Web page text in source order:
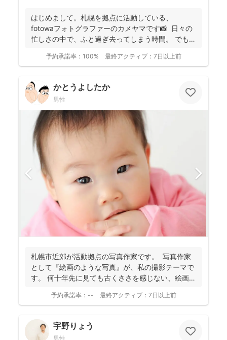
はじめまして。札幌を拠点に活動している、
fotowaフォトグラファーのカメヤマです📸 日々の
忙しさの中で、ふと過ぎ去ってしまう時間。 でもそ
予約承諾率： 100% 最終アクティブ： 7日以上前
かとうよしたか
男性
札幌市近郊が活動拠点の写真作家です。 写真作家
として『絵画のような写真』が、私の撮影テーマで
す。 何十年先に見ても古くささを感じない、絵画の
予約承諾率： -- 最終アクティブ： 7日以上前
宇野りょう
男性